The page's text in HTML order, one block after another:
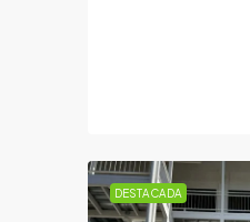
DESTACADA